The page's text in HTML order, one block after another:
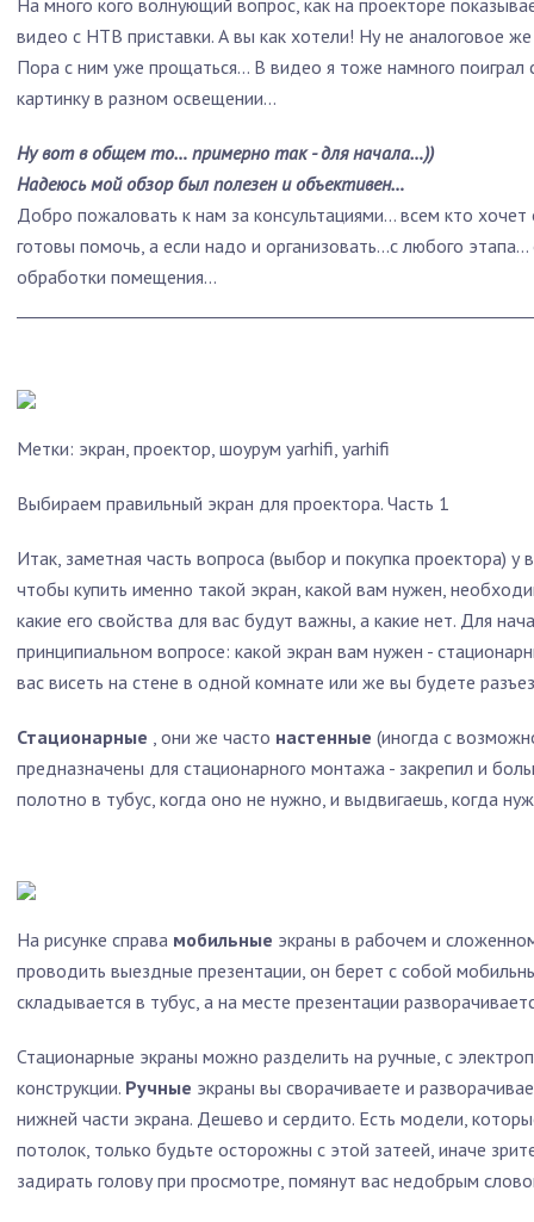
На много кого волнующий вопрос, как на проекторе
видео с НТВ приставки. А вы как хотели! Ну не аналоговое
Пора с ним уже прощаться… В видео я тоже намного поиграл
картинку в разном освещении…
Ну вот в общем то… примерно так - для начала…))
Надеюсь мой обзор был полезен и объективен…
Добро пожаловать к нам за консультациями… всем кто хочет
готовы помочь, а если надо и организовать…с любого этапа…
обработки помещения…
Метки: экран, проектор, шоурум yarhifi, yarhifi
Выбираем правильный экран для проектора. Часть 1
Итак, заметная часть вопроса (выбор и покупка проектора) у
чтобы купить именно такой экран, какой вам нужен,
какие его свойства для вас будут важны, а какие нет. Для
принципиальном вопросе: какой экран вам нужен -
вас висеть на стене в одной комнате или же вы будете
Стационарные , они же часто настенные (иногда с
предназначены для стационарного монтажа - закрепил и
полотно в тубус, когда оно не нужно, и выдвигаешь, когда
На рисунке справа мобильные экраны в рабочем и
проводить выездные презентации, он берет с собой
складывается в тубус, а на месте презентации
Стационарные экраны можно разделить на ручные, с
конструкции. Ручные экраны вы сворачиваете и
нижней части экрана. Дешево и сердито. Есть модели,
потолок, только будьте осторожны с этой затеей, иначе
задирать голову при просмотре, помянут вас недобрым